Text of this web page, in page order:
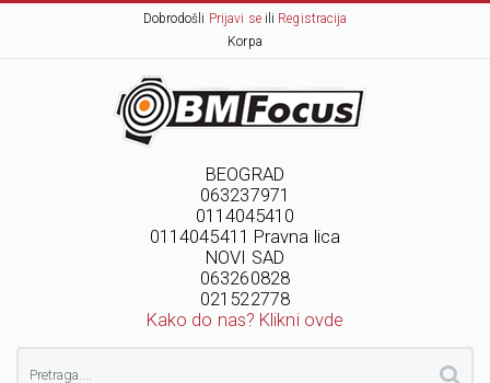
Dobrodošli Prijavi seili Registracija
Korpa
BEOGRAD
063237971
0114045410
0114045411 Pravna lica
NOVI SAD
063260828
021522778
Kako do nas? Klikni ovde